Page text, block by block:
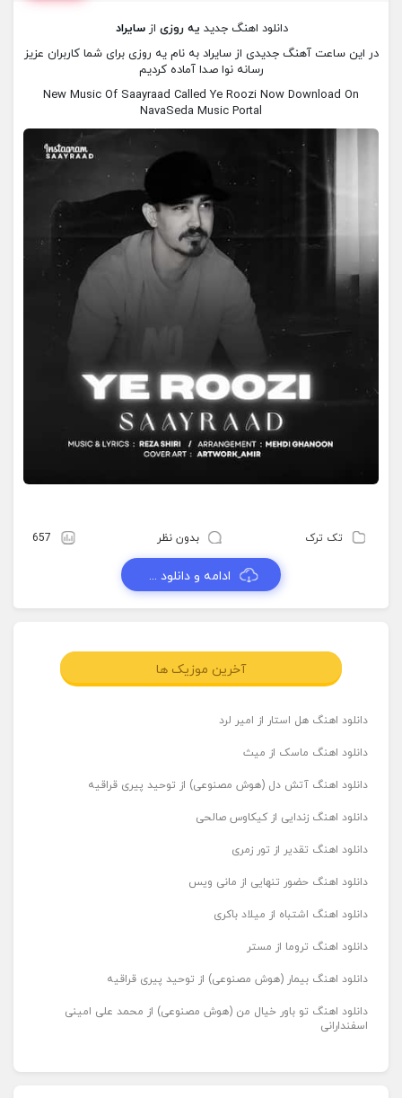
دانلود اهنگ جدید یه روزی از سایراد
در این ساعت آهنگ جدیدی از سایراد به نام یه روزی برای شما کاربران عزیز
رسانه نوا صدا آماده کردیم
New Music Of Saayraad Called Ye Roozi Now Download On
NavaSeda Music Portal
تک ترک بدون نظر 657
ادامه و دانلود ...
آخرین موزیک ها
دانلود اهنگ هل استار از امیر لرد
دانلود اهنگ ماسک از میث
دانلود اهنگ آتش دل (هوش مصنوعی) از توحید پیری قراقیه
دانلود اهنگ زندایی از کیکاوس صالحی
دانلود اهنگ تقدیر از تور زمری
دانلود اهنگ حضور تنهایی از مانی ویس
دانلود اهنگ اشتباه از میلاد باکری
دانلود اهنگ تروما از مستر
دانلود اهنگ بیمار (هوش مصنوعی) از توحید پیری قراقیه
دانلود اهنگ تو باور خیال من (هوش مصنوعی) از محمد علی امینی
اسفندارانی